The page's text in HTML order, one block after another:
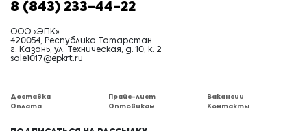
8 (843) 233-44-22
ООО «ЭПК»
420054, Республика Татарстан
г. Казань, ул. Техническая, д. 10, к. 2
sale1017@epkrt.ru
Доставка
Оплата
Прайс-лист
Оптовикам
Вакансии
Контакты